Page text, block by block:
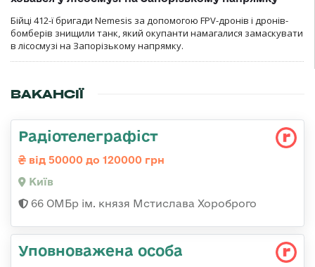
Бійці 412-ї бригади Nemesis за допомогою FPV-дронів і дронів-
бомберів знищили танк, який окупанти намагалися замаскувати
в лісосмузі на Запорізькому напрямку.
ВАКАНСІЇ
Радіотелеграфіст
від 50000 до 120000 грн
Київ
66 ОМБр ім. князя Мстислава Хороброго
Уповноважена особа